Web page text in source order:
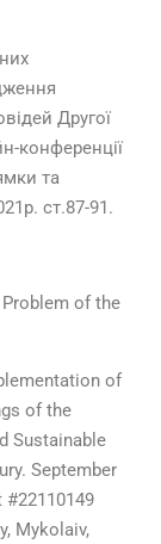
Другої
конференції
та
ст.87-91.
of the
of
of the
Sustainable
September
Mykolaiv,